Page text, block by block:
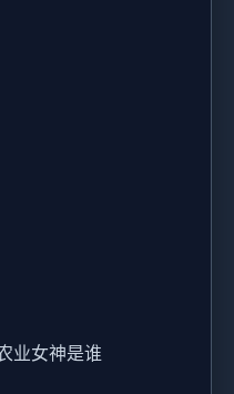
业女神是谁